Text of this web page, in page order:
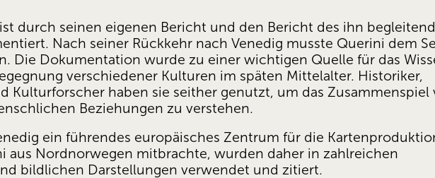
durch seinen eigenen Bericht und den Bericht des ihn
Nach seiner Rückkehr nach Venedig musste Querini dem
Die Dokumentation wurde zu einer wichtigen Quelle für das
verschiedener Kulturen im späten Mittelalter. Historiker,
Kulturforscher haben sie seither genutzt, um das Zusammenspiel
Beziehungen zu verstehen.
ein führendes europäisches Zentrum für die
aus Nordnorwegen mitbrachte, wurden daher in zahlreichen
bildlichen Darstellungen verwendet und zitiert.